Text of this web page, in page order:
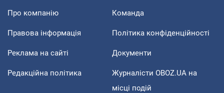
Про компанію Команда
Правова інформація Політика конфіденційності
Реклама на сайті Документи
Редакційна політика
Журналісти OBOZ.UA на
місці подій